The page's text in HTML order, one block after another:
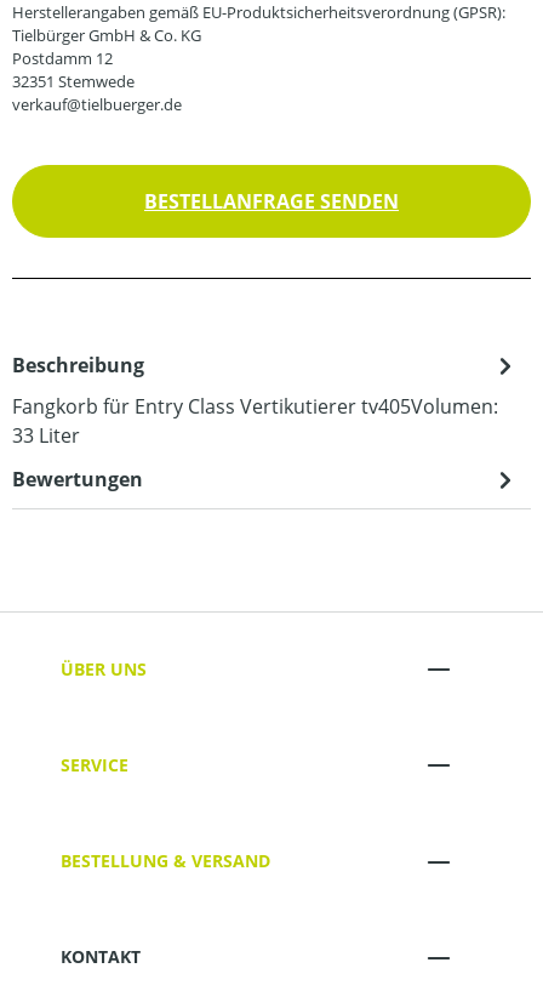
Herstellerangaben gemäß EU-Produktsicherheitsverordnung (GPSR):
Tielbürger GmbH & Co. KG
Postdamm 12
32351 Stemwede
verkauf@tielbuerger.de
BESTELLANFRAGE SENDEN
Beschreibung
Fangkorb für Entry Class Vertikutierer tv405Volumen:
33 Liter
Bewertungen
ÜBER UNS
SERVICE
BESTELLUNG & VERSAND
KONTAKT